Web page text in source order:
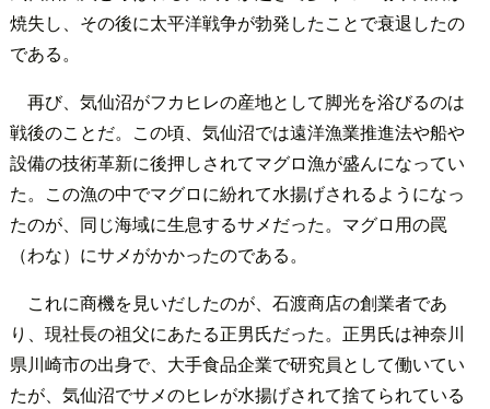
焼失し、その後に太平洋戦争が勃発したことで衰退したの
である。
再び、気仙沼がフカヒレの産地として脚光を浴びるのは
戦後のことだ。この頃、気仙沼では遠洋漁業推進法や船や
設備の技術革新に後押しされてマグロ漁が盛んになってい
た。この漁の中でマグロに紛れて水揚げされるようになっ
たのが、同じ海域に生息するサメだった。マグロ用の罠
（わな）にサメがかかったのである。
これに商機を見いだしたのが、石渡商店の創業者であ
り、現社長の祖父にあたる正男氏だった。正男氏は神奈川
県川崎市の出身で、大手食品企業で研究員として働いてい
たが、気仙沼でサメのヒレが水揚げされて捨てられている